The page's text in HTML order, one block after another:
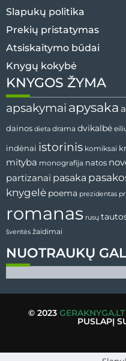
Slapukų politika
Prekių pristatymas
Atsiskaitymo būdai
Knygų kokybė
NUOTRAUKŲ
KNYGOS ŽYMA
apsakymai apysaka
dainos dieta drama dvikalbė
indėnai istorinis komiksai
mityba monografija natos
partizanai pasaka
knygelė poema prezidentas
romanas rusų
šventės žaidimai
© 2023 GERAKNYGA.LT
PUSLAPĮ